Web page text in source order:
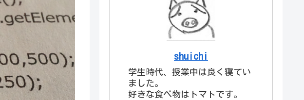
shuichi
学生時代、授業中は良く寝てい
ました。
好きな食べ物はトマトです。